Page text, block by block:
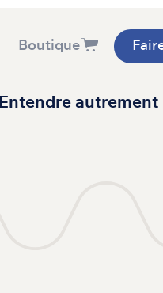
Boutique
Entendre autrement